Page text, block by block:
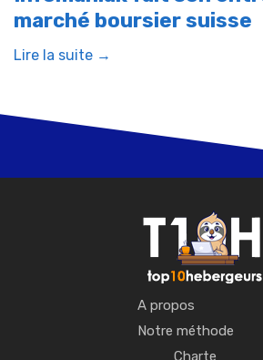
marché boursier suisse
Lire la suite →
A propos
Notre méthode
Charte